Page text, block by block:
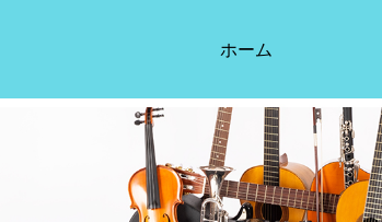
ホーム